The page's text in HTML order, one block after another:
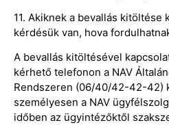
11. Akiknek a bevallás kitöltése
kérdésük van, hova
A bevallás kitöltésével
kérhető telefonon a NAV
Rendszeren (06/40/42-42-42)
személyesen a NAV
időben az ügyintézőktől